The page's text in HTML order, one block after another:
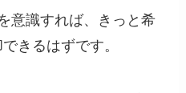
意識すれば、きっと希
きるはずです。